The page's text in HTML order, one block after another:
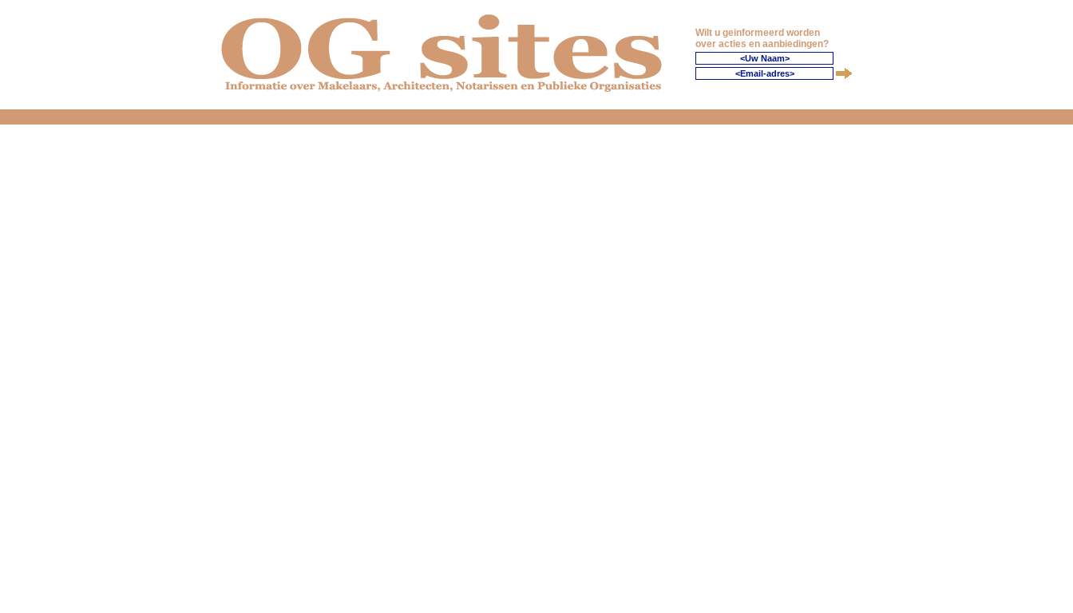
Wilt u geinformeerd worden
over acties en aanbiedingen?